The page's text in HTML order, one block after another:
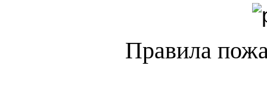
Правила